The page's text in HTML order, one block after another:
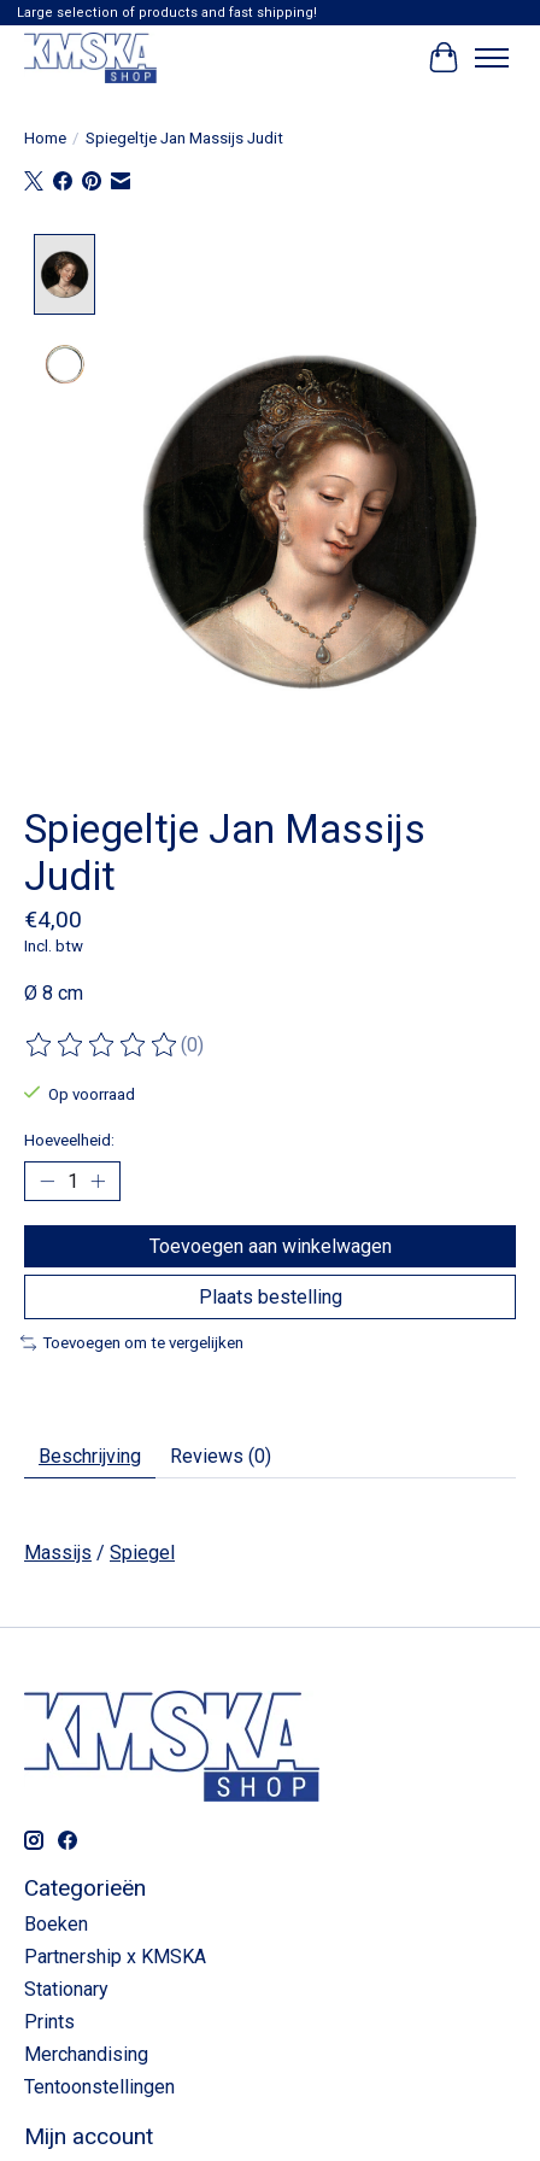
Large selection of products and fast shipping!
Home / Spiegeltje Jan Massijs Judit
Spiegeltje Jan Massijs
Judit
€4,00
Incl. btw
Ø 8 cm
De beoordeling van dit product is
(0)
Op voorraad
Hoeveelheid:
Toevoegen aan winkelwagen
Plaats bestelling
Toevoegen om te vergelijken
Beschrijving Reviews (0)
Massijs / Spiegel
Categorieën
Boeken
Partnership x KMSKA
Stationary
Prints
Merchandising
Tentoonstellingen
Mijn account